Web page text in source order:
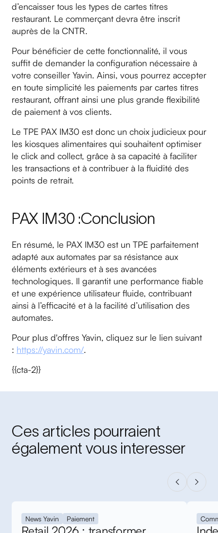
d’encaisser tous les types de cartes titres
restaurant. Le commerçant devra être inscrit
auprès de la CNTR.
Pour bénéficier de cette fonctionnalité, il vous
suffit de demander la configuration nécessaire à
votre conseiller Yavin. Ainsi, vous pourrez accepter
en toute simplicité les paiements par cartes titres
restaurant, offrant ainsi une plus grande flexibilité
de paiement à vos clients.
Le TPE PAX IM30 est donc un choix judicieux pour
les kiosques alimentaires qui souhaitent optimiser
le click and collect, grâce à sa capacité à faciliter
les transactions et à contribuer à la fluidité des
points de retrait.
PAX IM30 :Conclusion
En résumé, le PAX IM30 est un TPE parfaitement
adapté aux automates par sa résistance aux
éléments extérieurs et à ses avancées
technologiques. Il garantit une performance fiable
et une expérience utilisateur fluide, contribuant
ainsi à l’efficacité et à la facilité d’utilisation des
automates.
Pour plus d'offres Yavin, cliquez sur le lien suivant
: https://yavin.com/.
{{cta-2}}
Ces articles pourraient
également vous interesser
News Yavin Paiement